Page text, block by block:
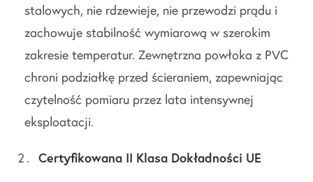
stalowych, nie rdzewieje, nie przewodzi prądu i
zachowuje stabilność wymiarową w szerokim
zakresie temperatur. Zewnętrzna powłoka z PVC
chroni podziałkę przed ścieraniem, zapewniając
czytelność pomiaru przez lata intensywnej
eksploatacji.
Certyfikowana II Klasa Dokładności UE